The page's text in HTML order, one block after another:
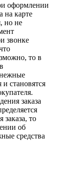
оформлении
на карте
но не
звонке
то в
и становятся
заказа
то
об
средства